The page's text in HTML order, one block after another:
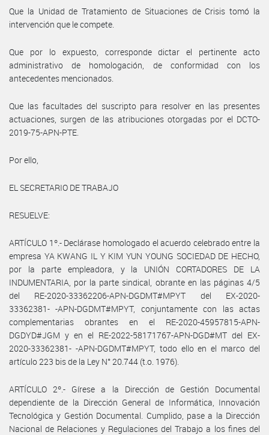
Que la Unidad de Tratamiento de Situaciones de Crisis tomó la
intervención que le compete.
Que por lo expuesto, corresponde dictar el pertinente acto
administrativo de homologación, de conformidad con los
antecedentes mencionados.
Que las facultades del suscripto para resolver en las presentes
actuaciones, surgen de las atribuciones otorgadas por el DCTO-
2019-75-APN-PTE.
Por ello,
EL SECRETARIO DE TRABAJO
RESUELVE:
ARTÍCULO 1º.- Declárase homologado el acuerdo celebrado entre la
empresa YA KWANG IL Y KIM YUN YOUNG SOCIEDAD DE HECHO,
por la parte empleadora, y la UNIÓN CORTADORES DE LA
INDUMENTARIA, por la parte sindical, obrante en las páginas 4/5
del RE-2020-33362206-APN-DGDMT#MPYT del EX-2020-
33362381- -APN-DGDMT#MPYT, conjuntamente con las actas
complementarias obrantes en el RE-2020-45957815-APN-
DGDYD#JGM y en el RE-2022-58171767-APN-DGD#MT del EX-
2020-33362381- -APN-DGDMT#MPYT, todo ello en el marco del
artículo 223 bis de la Ley N° 20.744 (t.o. 1976).
ARTÍCULO 2º.- Gírese a la Dirección de Gestión Documental
dependiente de la Dirección General de Informática, Innovación
Tecnológica y Gestión Documental. Cumplido, pase a la Dirección
Nacional de Relaciones y Regulaciones del Trabajo a los fines del